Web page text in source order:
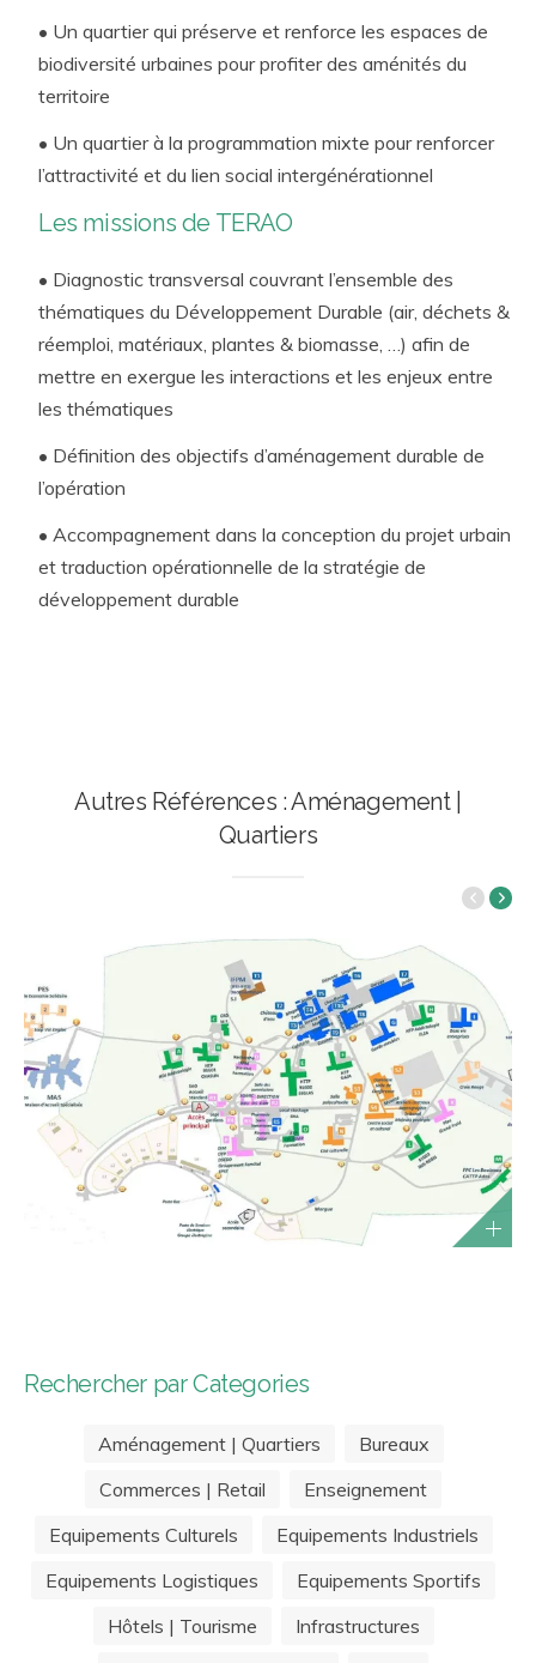
• Un quartier qui préserve et renforce les espaces de
biodiversité urbaines pour profiter des aménités du
territoire
• Un quartier à la programmation mixte pour renforcer
l’attractivité et du lien social intergénérationnel
Les missions de TERAO
• Diagnostic transversal couvrant l’ensemble des
thématiques du Développement Durable (air, déchets &
réemploi, matériaux, plantes & biomasse, …) afin de
mettre en exergue les interactions et les enjeux entre
les thématiques
• Définition des objectifs d’aménagement durable de
l’opération
• Accompagnement dans la conception du projet urbain
et traduction opérationnelle de la stratégie de
développement durable
Autres Références : Aménagement |
Quartiers
Rechercher par Categories
Aménagement | Quartiers
Bureaux
Commerces | Retail
Enseignement
Equipements Culturels
Equipements Industriels
Equipements Logistiques
Equipements Sportifs
Hôtels | Tourisme
Infrastructures